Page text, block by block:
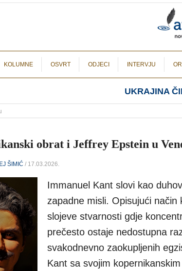
KOLUMNE OSVRT ODJECI INTERVJU
UKRAJINA
obrat i Jeffrey Epstein u
ŠIMIĆ / 17.03.2026.
Immanuel Kant slovi kao
zapadne misli. Opisujući način
slojeve stvarnosti gdje
prečesto ostaje nedostupna
svakodnevno zaokupljenih
Kant sa svojim